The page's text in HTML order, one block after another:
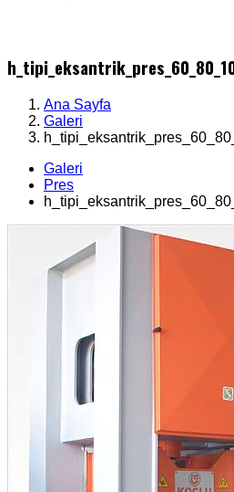
Ana Sayfa
Galeri
Galeri
Pres